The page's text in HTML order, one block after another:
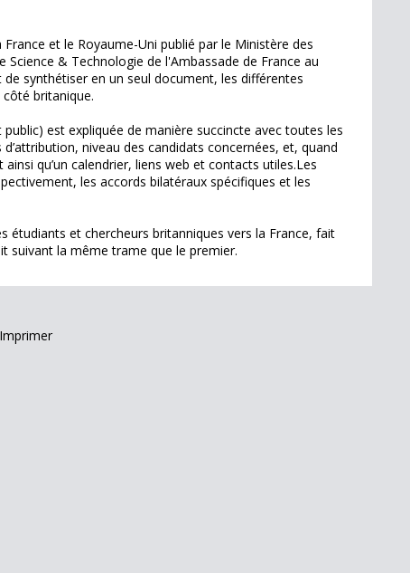
et le Royaume-Uni publié par le Ministère des
Science & Technologie de l'Ambassade de France au
synthétiser en un seul document, les différentes
britanique.
est expliquée de manière succincte avec toutes les
niveau des candidats concernées, et, quand
qu’un calendrier, liens web et contacts utiles.Les
les accords bilatéraux spécifiques et les
étudiants et chercheurs britanniques vers la France, fait
suivant la même trame que le premier.
Imprimer